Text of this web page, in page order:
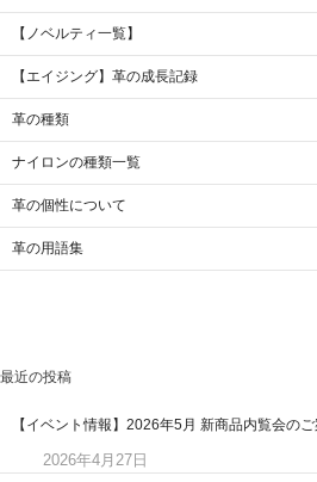
【ノベルティ一覧】
【エイジング】革の成長記録
革の種類
ナイロンの種類一覧
革の個性について
革の用語集
最近の投稿
【イベント情報】2026年5月 新商品内覧会の
2026年4月27日